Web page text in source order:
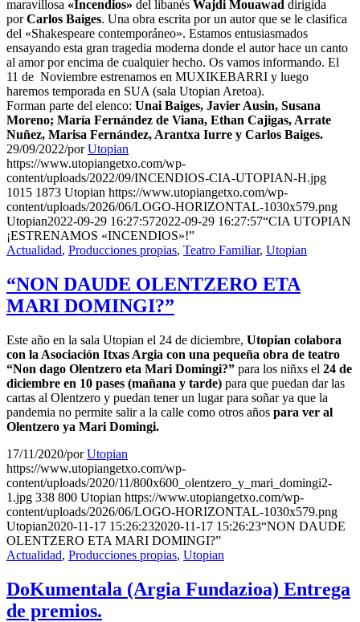
maravillosa «Incendios» del libanés Wajdi Mouawad dirigida
porCarlos Baiges. Una obra escrita por un autor que se le clasifica
del «Shakespeare contemporáneo». Estamos entusiasmados
ensayando esta gran tragedia moderna donde el autor hace un canto
al amor por encima de cualquier hecho. Os vamos informando. El
11 de Noviembre estrenamos en MUXIKEBARRI y luego
haremos temporada en SUA (sala Utopian Aretoa).
Forman parte del elenco: Unai Baiges, Javier Ausin, Susana
Moreno; María Fernández de Viana, Ethan Cajigas, Arrate
Nuñez, Marisa Fernández, Arantxa Iurre y Carlos Baiges.
29/09/2022/porUtopian
https://www.utopiangetxo.com/wp-
content/uploads/2022/09/INCENDIOS-CIA-UTOPIAN-H.jpg
1015 1873 Utopian https://www.utopiangetxo.com/wp-
content/uploads/2026/06/LOGO-HORIZONTAL-1030x579.png
Utopian2022-09-29 16:27:572022-09-29 16:27:57“CIA UTOPIAN
¡ESTRENAMOS «INCENDIOS»!”
Actualidad, Producciones propias, Teatro Familiar, Utopian
“NON DAUDE OLENTZERO ETA
MARI DOMINGI?”
Este año en la sala Utopian el 24 de diciembre, Utopian colabora
con la Asociación Itxas Argia con una pequeña obra de teatro
“Non dago Olentzero eta Mari Domingi?” para los niñxs el 24 de
diciembre en 10 pases (mañana y tarde) para que puedan dar las
cartas al Olentzero y puedan tener un lugar para soñar ya que la
pandemia no permite salir a la calle como otros años para ver al
Olentzero ya Mari Domingi.
17/11/2020/porUtopian
https://www.utopiangetxo.com/wp-
content/uploads/2020/11/800x600_olentzero_y_mari_domingi2-
1.jpg 338 800 Utopian https://www.utopiangetxo.com/wp-
content/uploads/2026/06/LOGO-HORIZONTAL-1030x579.png
Utopian2020-11-17 15:26:232020-11-17 15:26:23“NON DAUDE
OLENTZERO ETA MARI DOMINGI?”
Actualidad, Producciones propias, Utopian
DoKumentala (Argia Fundazioa) Entrega
de premios.